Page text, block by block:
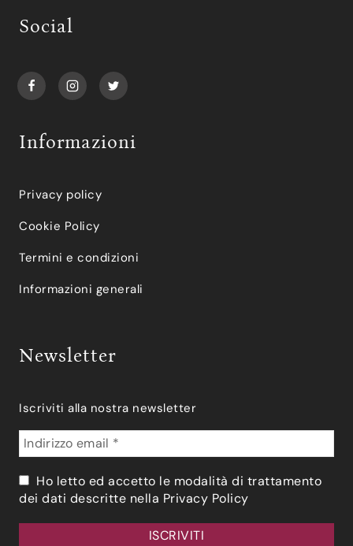
Social
Informazioni
Privacy policy
Cookie Policy
Termini e condizioni
Informazioni generali
Newsletter
Iscriviti alla nostra newsletter
Ho letto ed accetto le modalità di trattamento
dei dati descritte nella Privacy Policy